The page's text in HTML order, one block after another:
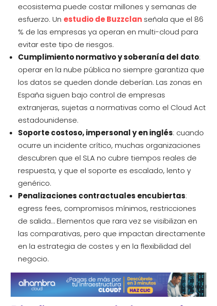
ecosistema puede costar millones y semanas de
esfuerzo. Un estudio de Buzzclan señala que el 86
% de las empresas ya operan en multi-cloud para
evitar este tipo de riesgos.
Cumplimiento normativo y soberanía del dato:
operar en la nube pública no siempre garantiza que
los datos se queden donde deberían. Las zonas en
España siguen bajo control de empresas
extranjeras, sujetas a normativas como el Cloud Act
estadounidense.
Soporte costoso, impersonal y en inglés: cuando
ocurre un incidente crítico, muchas organizaciones
descubren que el SLA no cubre tiempos reales de
respuesta, y que el soporte es escalado, lento y
genérico.
Penalizaciones contractuales encubiertas:
egress fees, compromisos mínimos, restricciones
de salida… Elementos que rara vez se visibilizan en
las comparativas, pero que impactan directamente
en la estrategia de costes y en la flexibilidad del
negocio.